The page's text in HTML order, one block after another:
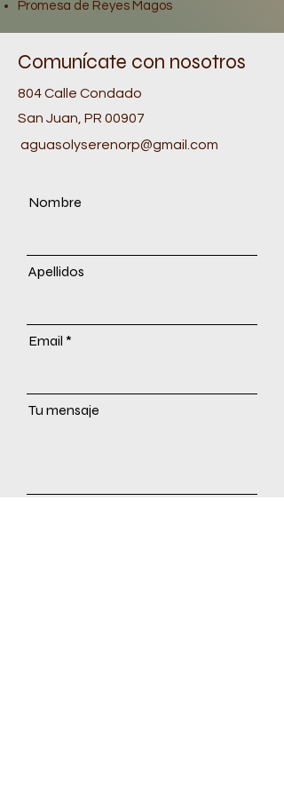
Promesa de Reyes Magos
Comunícate con nosotros
804 Calle Condado
San Juan, PR 00907
aguasolyserenorp@gmail.com
Nombre
Apellidos
Email
Tu mensaje